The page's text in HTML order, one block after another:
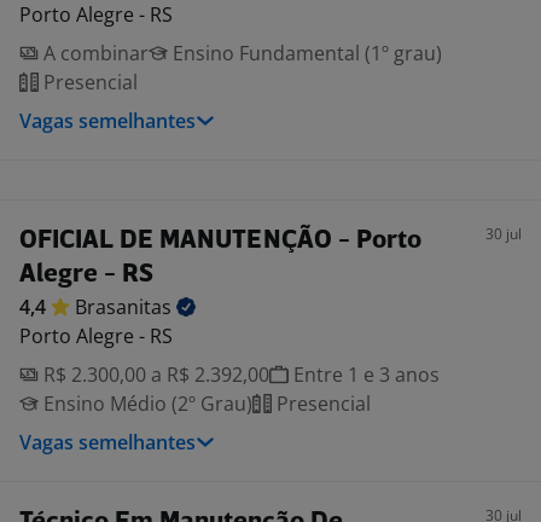
Porto Alegre - RS
A combinar
Ensino Fundamental (1º grau)
Presencial
Vagas semelhantes
OFICIAL DE MANUTENÇÃO - Porto
Alegre - RS
30 jul
4,4
Brasanitas
Porto Alegre - RS
R$ 2.300,00 a R$ 2.392,00
Entre 1 e 3 anos
Ensino Médio (2º Grau)
Presencial
Vagas semelhantes
30 jul